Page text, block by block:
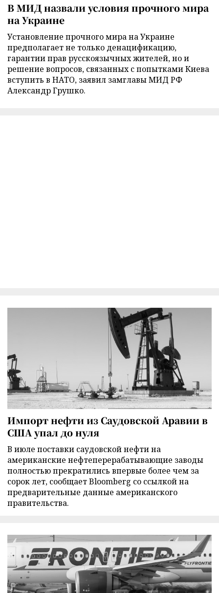
В МИД назвали условия прочного мира
на Украине
Установление прочного мира на Украине
предполагает не только денацификацию,
гарантии прав русскоязычных жителей, но и
решение вопросов, связанных с попытками Киева
вступить в НАТО, заявил замглавы МИД РФ
Александр Грушко.
Импорт нефти из Саудовской Аравии в
США упал до нуля
В июле поставки саудовской нефти на
американские нефтеперерабатывающие заводы
полностью прекратились впервые более чем за
сорок лет, сообщает Bloomberg со ссылкой на
предварительные данные американского
правительства.